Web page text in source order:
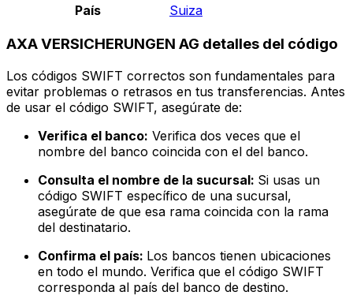
País
Suiza
AXA VERSICHERUNGEN AG detalles del código
Los códigos SWIFT correctos son fundamentales para
evitar problemas o retrasos en tus transferencias. Antes
de usar el código SWIFT, asegúrate de:
Verifica el banco: Verifica dos veces que el
nombre del banco coincida con el del banco.
Consulta el nombre de la sucursal: Si usas un
código SWIFT específico de una sucursal,
asegúrate de que esa rama coincida con la rama
del destinatario.
Confirma el país: Los bancos tienen ubicaciones
en todo el mundo. Verifica que el código SWIFT
corresponda al país del banco de destino.